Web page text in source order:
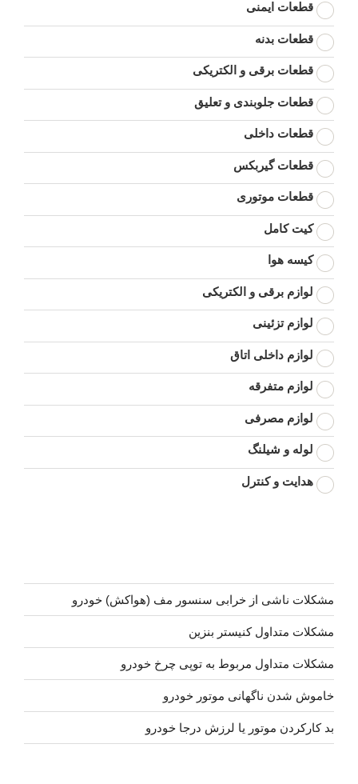
قطعات ایمنی
قطعات بدنه
قطعات برقی و الکتریکی
قطعات جلوبندی و تعلیق
قطعات داخلی
قطعات گیربکس
قطعات موتوری
کیت کامل
کیسه هوا
لوازم برقی و الکتریکی
لوازم تزئینی
لوازم داخلی اتاق
لوازم متفرقه
لوازم مصرفی
لوله و شیلنگ
هدایت و کنترل
مشکلات ناشی از خرابی سنسور مف (هواکش) خودرو
مشکلات متداول کنیستر بنزین
مشکلات متداول مربوط به توپی چرخ خودرو
خاموش شدن ناگهانی موتور خودرو
بد کارکردن موتور یا لرزش درجا خودرو